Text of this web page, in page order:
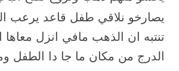
يصارخو نلاقي طفل قاعد يرعب
تنتبه ان الذهب مافي انزل
الدرج من مكان ما جا دا الطفل